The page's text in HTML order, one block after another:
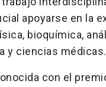
apoyarse en la
bioquímica,
y ciencias médicas.
con el